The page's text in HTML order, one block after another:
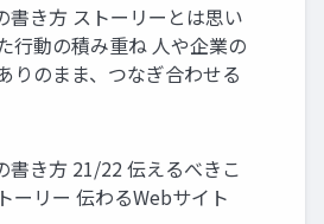
書き方 ストーリーとは思い
行動の積み重ね 人や企業の
りのまま、つなぎ合わせる
書き方 21/22 伝えるべきこ
ーリー 伝わるWebサイト